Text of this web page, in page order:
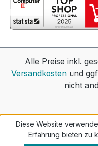
Alle Preise inkl.
Versandkostenund
nicht
Diese Website
Erfahrung bieten zu